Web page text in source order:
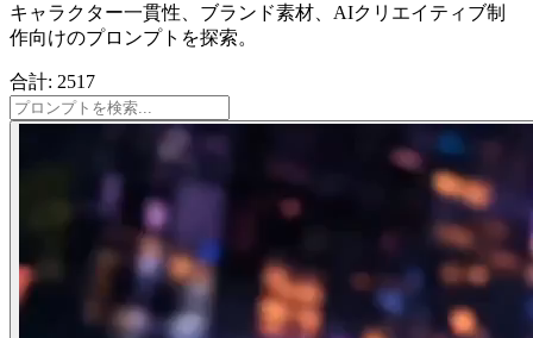
キャラクター一貫性、ブランド素材、AIクリエイティブ制
作向けのプロンプトを探索。
合計: 2517